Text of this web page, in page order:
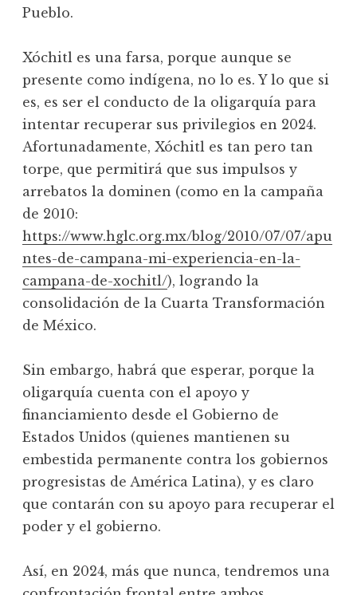
Pueblo.
Xóchitl es una farsa, porque aunque se
presente como indígena, no lo es. Y lo que si
es, es ser el conducto de la oligarquía para
intentar recuperar sus privilegios en 2024.
Afortunadamente, Xóchitl es tan pero tan
torpe, que permitirá que sus impulsos y
arrebatos la dominen (como en la campaña
de 2010:
https://www.hglc.org.mx/blog/2010/07/07/apu
ntes-de-campana-mi-experiencia-en-la-
campana-de-xochitl/), logrando la
consolidación de la Cuarta Transformación
de México.
Sin embargo, habrá que esperar, porque la
oligarquía cuenta con el apoyo y
financiamiento desde el Gobierno de
Estados Unidos (quienes mantienen su
embestida permanente contra los gobiernos
progresistas de América Latina), y es claro
que contarán con su apoyo para recuperar el
poder y el gobierno.
Así, en 2024, más que nunca, tendremos una